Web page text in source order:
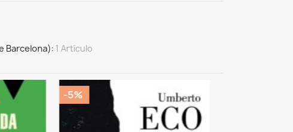
Barcelona) 1 Artículo
-5%